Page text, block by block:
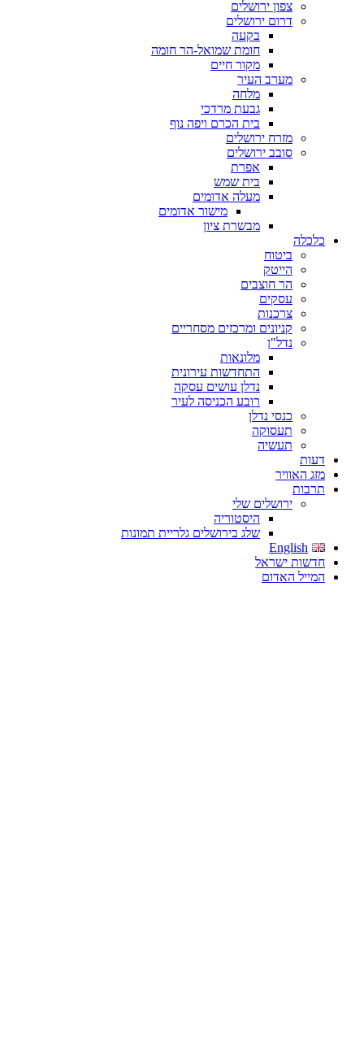
צפון ירושלים
דרום ירושלים
בקעה
חומת שמואל-הר חומה
מקור חיים
מערב העיר
מלחה
גבעת מרדכי
בית הכרם ויפה נוף
מזרח ירושלים
סובב ירושלים
אפרת
בית שמש
מעלה אדומים
מישור אדומים
מבשרת ציון
כלכלה
ביטוח
הייטק
הר חוצבים
עסקים
צרכנות
קניונים ומרכזים מסחריים
נדל"ן
מלונאות
התחדשות עירונית
נדלן עושים עסקה
רובע הכניסה לעיר
כנסי נדלן
תעסוקה
תעשיה
דעות
מזג האוויר
תרבות
ירושלים שלי
היסטוריה
שלג בירושלים גלריית תמונות
English
חדשות ישראל
המייל האדום